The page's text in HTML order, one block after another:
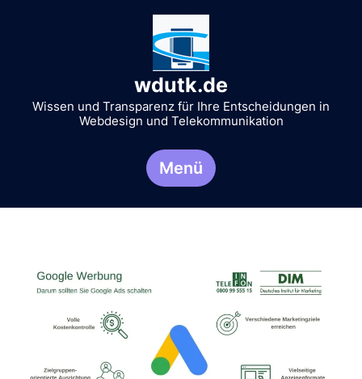
wdutk.de
Wissen und Transparenz für Ihre Entscheidungen in
Webdesign und Telekommunikation
Menü